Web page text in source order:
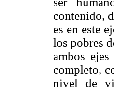
contenido,
es en este
los pobres
ambos
completo,
nivel de